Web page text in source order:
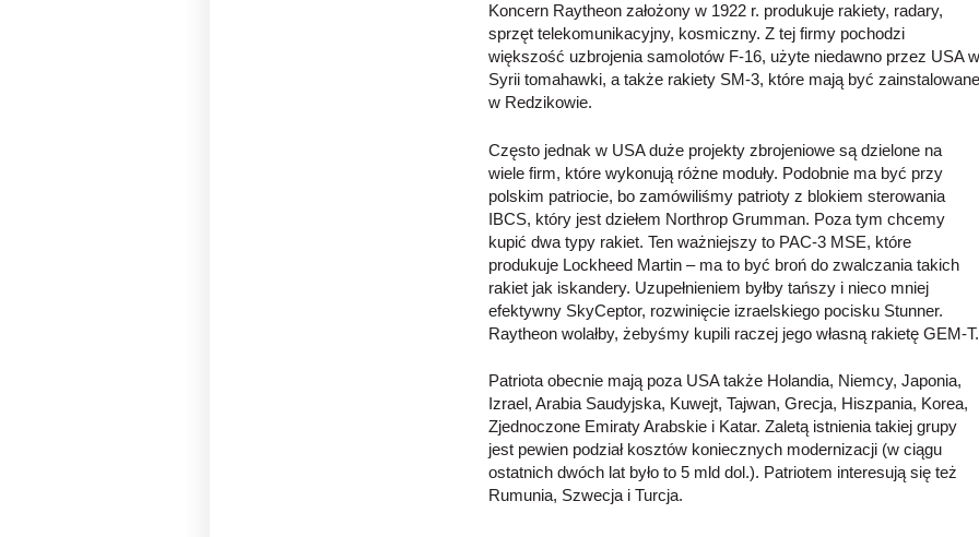
Koncern Raytheon założony w 1922 r. produkuje rakiety, radary,
sprzęt telekomunikacyjny, kosmiczny. Z tej firmy pochodzi
większość uzbrojenia samolotów F-16, użyte niedawno przez USA w
Syrii tomahawki, a także rakiety SM-3, które mają być zainstalowane
w Redzikowie.
Często jednak w USA duże projekty zbrojeniowe są dzielone na
wiele firm, które wykonują różne moduły. Podobnie ma być przy
polskim patriocie, bo zamówiliśmy patrioty z blokiem sterowania
IBCS, który jest dziełem Northrop Grumman. Poza tym chcemy
kupić dwa typy rakiet. Ten ważniejszy to PAC-3 MSE, które
produkuje Lockheed Martin – ma to być broń do zwalczania takich
rakiet jak iskandery. Uzupełnieniem byłby tańszy i nieco mniej
efektywny SkyCeptor, rozwinięcie izraelskiego pocisku Stunner.
Raytheon wolałby, żebyśmy kupili raczej jego własną rakietę GEM-T.
Patriota obecnie mają poza USA także Holandia, Niemcy, Japonia,
Izrael, Arabia Saudyjska, Kuwejt, Tajwan, Grecja, Hiszpania, Korea,
Zjednoczone Emiraty Arabskie i Katar. Zaletą istnienia takiej grupy
jest pewien podział kosztów koniecznych modernizacji (w ciągu
ostatnich dwóch lat było to 5 mld dol.). Patriotem interesują się też
Rumunia, Szwecja i Turcja.